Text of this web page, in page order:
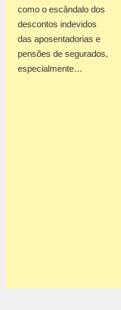
como o escândalo dos
descontos indevidos
das aposentadorias e
pensões de segurados,
especialmente…